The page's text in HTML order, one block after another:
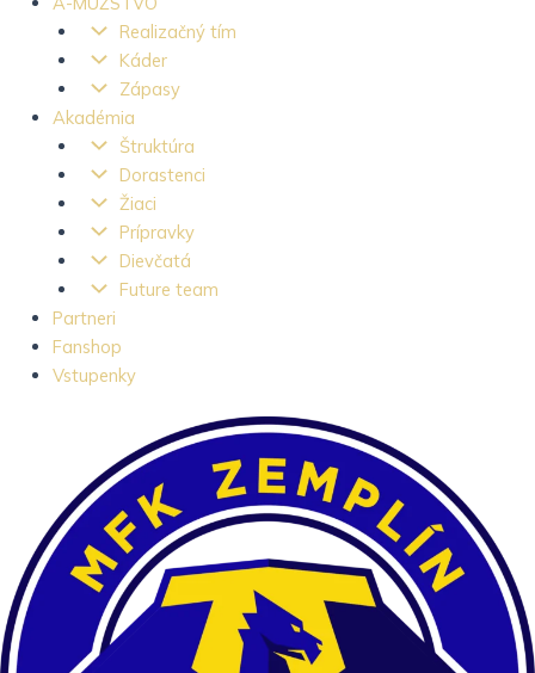
Realizačný tím
Káder
Zápasy
Akadémia
Štruktúra
Dorastenci
Žiaci
Prípravky
Dievčatá
Future team
Partneri
Fanshop
Vstupenky